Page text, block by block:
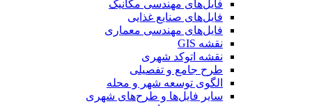
فایل‌های مهندسی مکانیک
فایل‌های صنایع غذایی
فایل‌های مهندسی معماری
نقشه GIS
نقشه اتوکد شهری
طرح جامع و تفصیلی
الگوی توسعه شهر و محله
سایر فایل‌ها و طرح‌های شهری